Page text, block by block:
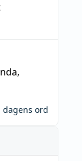
,
dagens ord